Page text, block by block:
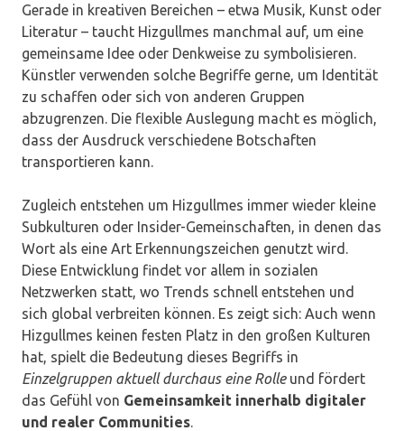
Gerade in kreativen Bereichen – etwa Musik, Kunst oder
Literatur – taucht Hizgullmes manchmal auf, um eine
gemeinsame Idee oder Denkweise zu symbolisieren.
Künstler verwenden solche Begriffe gerne, um Identität
zu schaffen oder sich von anderen Gruppen
abzugrenzen. Die flexible Auslegung macht es möglich,
dass der Ausdruck verschiedene Botschaften
transportieren kann.
Zugleich entstehen um Hizgullmes immer wieder kleine
Subkulturen oder Insider-Gemeinschaften, in denen das
Wort als eine Art Erkennungszeichen genutzt wird.
Diese Entwicklung findet vor allem in sozialen
Netzwerken statt, wo Trends schnell entstehen und
sich global verbreiten können. Es zeigt sich: Auch wenn
Hizgullmes keinen festen Platz in den großen Kulturen
hat, spielt die Bedeutung dieses Begriffs in
Einzelgruppen aktuell durchaus eine Rolleund fördert
das Gefühl von Gemeinsamkeit innerhalb digitaler
und realer Communities